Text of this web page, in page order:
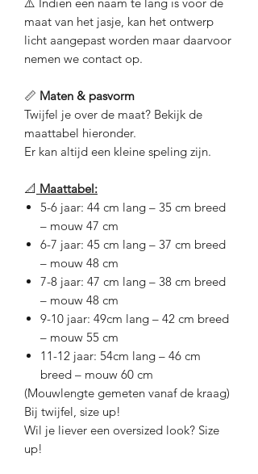
maat van het jasje, kan het ontwerp
licht aangepast worden maar daarvoor
nemen we contact op.
📏 Maten & pasvorm
Twijfel je over de maat? Bekijk de
maattabel hieronder.
Er kan altijd een kleine speling zijn.
📐 Maattabel:
5-6 jaar: 44 cm lang – 35 cm breed
– mouw 47 cm
6-7 jaar: 45 cm lang – 37 cm breed
– mouw 48 cm
7-8 jaar: 47 cm lang – 38 cm breed
– mouw 48 cm
9-10 jaar: 49cm lang – 42 cm breed
– mouw 55 cm
11-12 jaar: 54cm lang – 46 cm
breed – mouw 60 cm
(Mouwlengte gemeten vanaf de kraag)
Bij twijfel, size up!
Wil je liever een oversized look? Size
up!